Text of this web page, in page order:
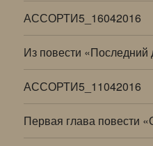
АССОРТИ5_16042016
Из повести «Последний
АССОРТИ5_11042016
Первая глава повести